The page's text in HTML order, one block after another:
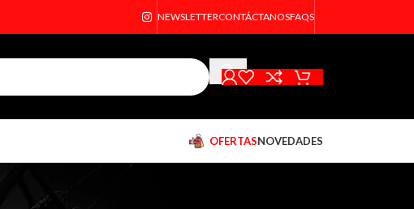
NEWSLETTERCONTÁCTANOSFAQS
OFERTASNOVEDADES